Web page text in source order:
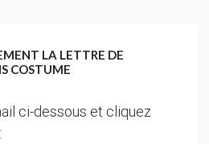
LA LETTRE DE
COSTUME
ci-dessous et cliquez